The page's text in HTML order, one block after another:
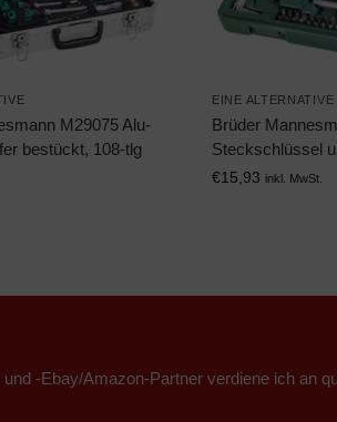
M29075 Alu-
bestückt, 108-tlg
EINE ALTERNATIVE
Brüder
Steckschlüssel
€15,93 inkl. MwSt.
und -Ebay/Amazon-Partner verdiene ich an